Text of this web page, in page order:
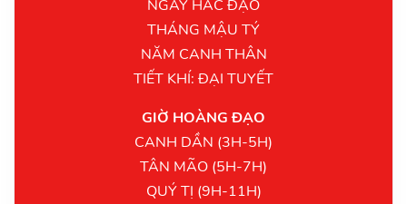
NGÀY HẮC ĐẠO
THÁNG MẬU TÝ
NĂM CANH THÂN
TIẾT KHÍ: ĐẠI TUYẾT
GIỜ HOÀNG ĐẠO
CANH DẦN (3H-5H)
TÂN MÃO (5H-7H)
QUÝ TỊ (9H-11H)